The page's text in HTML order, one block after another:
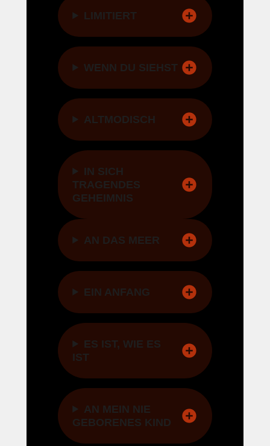
LIMITIERT
WENN DU SIEHST
ALTMODISCH
IN SICH
TRAGENDES
GEHEIMNIS
AN DAS MEER
EIN ANFANG
ES IST, WIE ES
IST
AN MEIN NIE
GEBORENES KIND